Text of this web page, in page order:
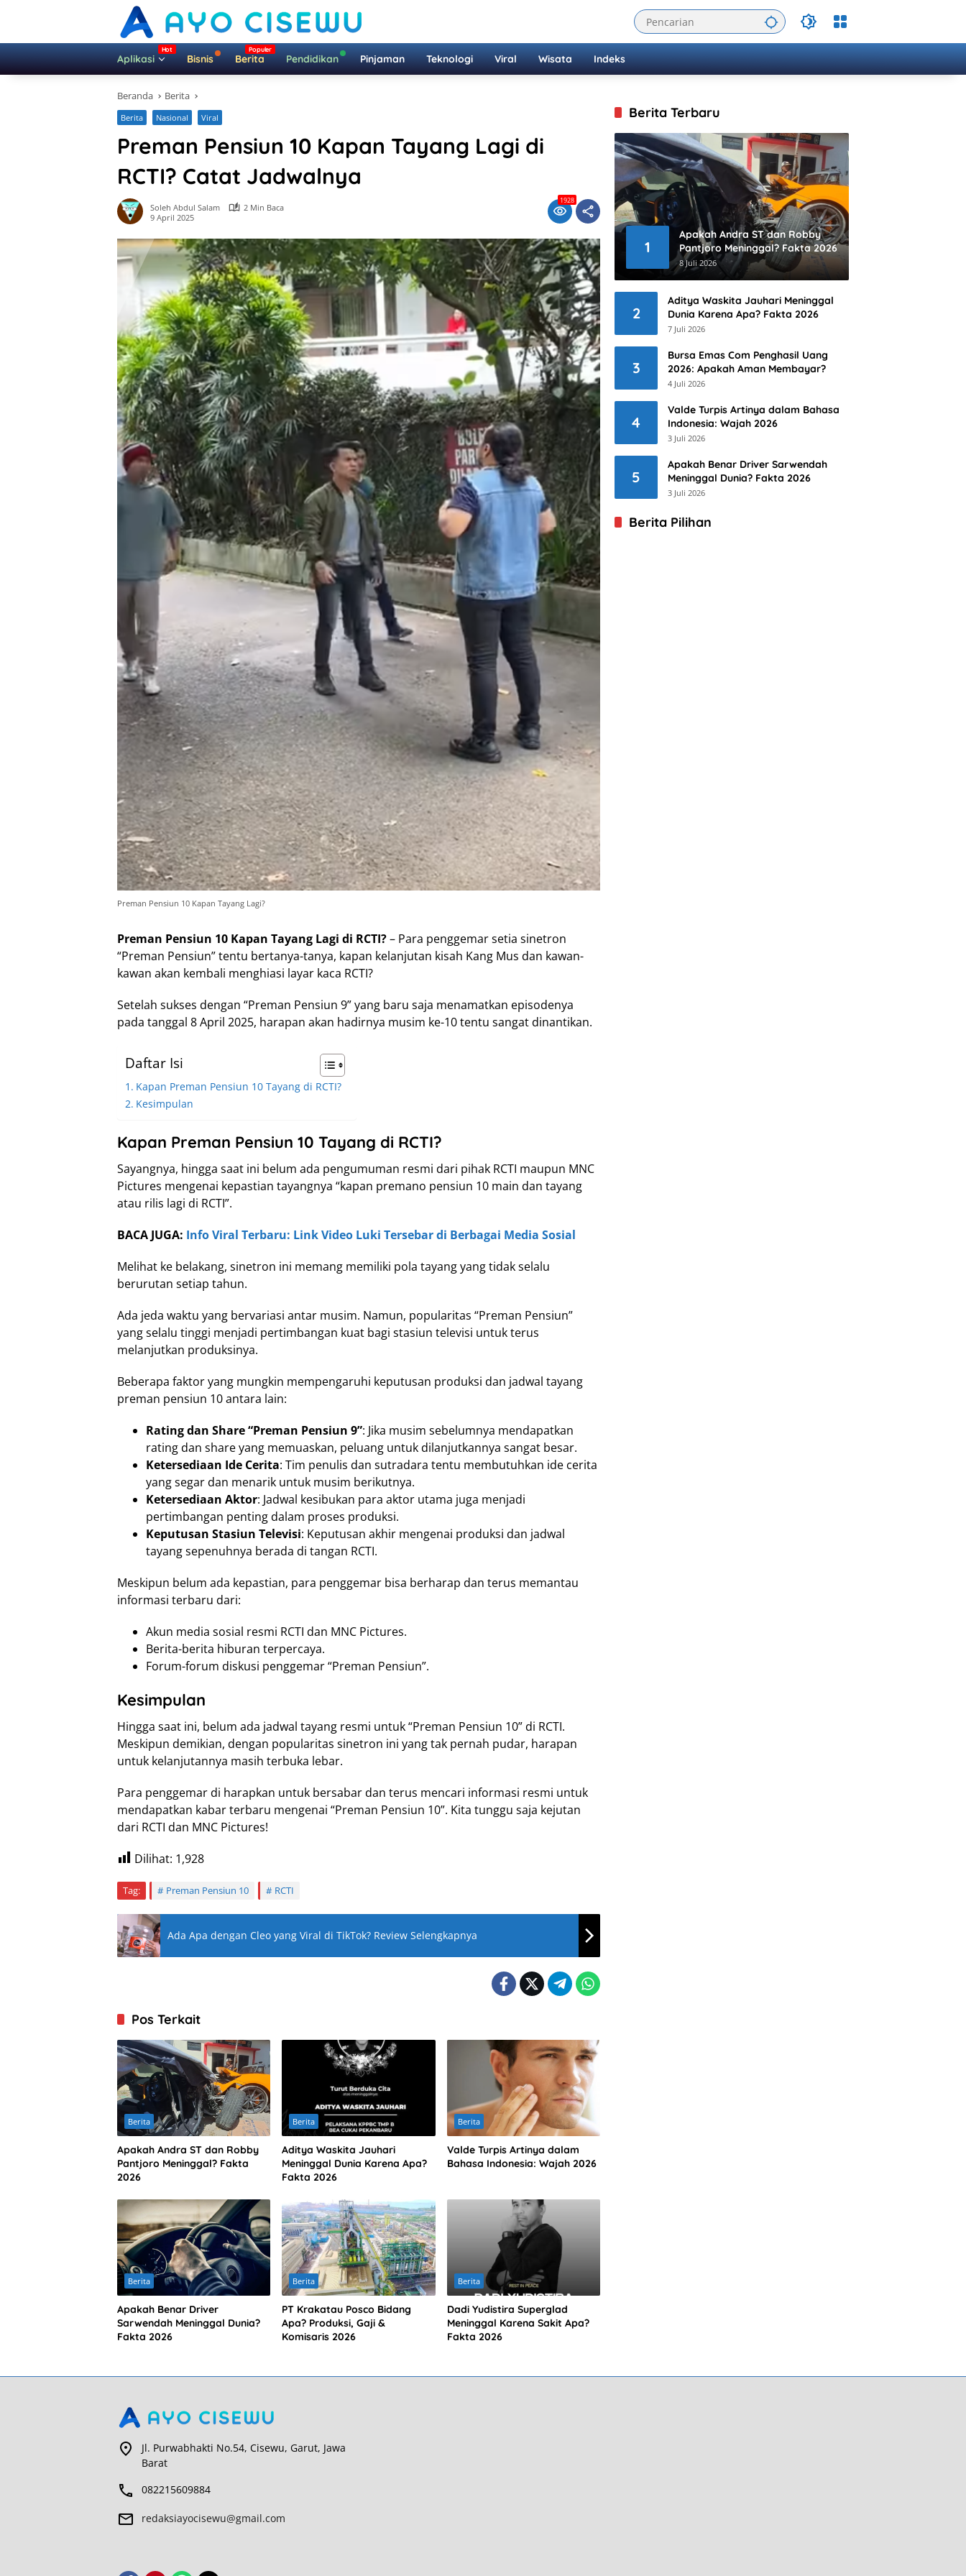
Aplikasi Bisnis Berita Pendidikan Pinjaman Teknologi Viral Wisata Indeks
Beranda Berita
Berita Nasional Viral
Preman Pensiun 10 Kapan Tayang Lagi di
RCTI? Catat Jadwalnya
Soleh Abdul Salam
2 Min Baca
9 April 2025
1928
Preman Pensiun 10 Kapan Tayang Lagi?
Preman Pensiun 10 Kapan Tayang Lagi di RCTI?– Para penggemar setia sinetron
“Preman Pensiun” tentu bertanya-tanya, kapan kelanjutan kisah Kang Mus dan kawan-
kawan akan kembali menghiasi layar kaca RCTI?
Setelah sukses dengan “Preman Pensiun 9” yang baru saja menamatkan episodenya
pada tanggal 8 April 2025, harapan akan hadirnya musim ke-10 tentu sangat dinantikan.
Daftar Isi
Kapan Preman Pensiun 10 Tayang di RCTI?
Kesimpulan
Kapan Preman Pensiun 10 Tayang di RCTI?
Sayangnya, hingga saat ini belum ada pengumuman resmi dari pihak RCTI maupun MNC
Pictures mengenai kepastian tayangnya “kapan premano pensiun 10 main dan tayang
atau rilis lagi di RCTI”.
BACA JUGA: Info Viral Terbaru: Link Video Luki Tersebar di Berbagai Media Sosial
Melihat ke belakang, sinetron ini memang memiliki pola tayang yang tidak selalu
berurutan setiap tahun.
Ada jeda waktu yang bervariasi antar musim. Namun, popularitas “Preman Pensiun”
yang selalu tinggi menjadi pertimbangan kuat bagi stasiun televisi untuk terus
melanjutkan produksinya.
Beberapa faktor yang mungkin mempengaruhi keputusan produksi dan jadwal tayang
preman pensiun 10 antara lain:
Rating dan Share “Preman Pensiun 9”: Jika musim sebelumnya mendapatkan
rating dan share yang memuaskan, peluang untuk dilanjutkannya sangat besar.
Ketersediaan Ide Cerita: Tim penulis dan sutradara tentu membutuhkan ide cerita
yang segar dan menarik untuk musim berikutnya.
Ketersediaan Aktor: Jadwal kesibukan para aktor utama juga menjadi
pertimbangan penting dalam proses produksi.
Keputusan Stasiun Televisi: Keputusan akhir mengenai produksi dan jadwal
tayang sepenuhnya berada di tangan RCTI.
Meskipun belum ada kepastian, para penggemar bisa berharap dan terus memantau
informasi terbaru dari:
Akun media sosial resmi RCTI dan MNC Pictures.
Berita-berita hiburan terpercaya.
Forum-forum diskusi penggemar “Preman Pensiun”.
Kesimpulan
Hingga saat ini, belum ada jadwal tayang resmi untuk “Preman Pensiun 10” di RCTI.
Meskipun demikian, dengan popularitas sinetron ini yang tak pernah pudar, harapan
untuk kelanjutannya masih terbuka lebar.
Para penggemar di harapkan untuk bersabar dan terus mencari informasi resmi untuk
mendapatkan kabar terbaru mengenai “Preman Pensiun 10”. Kita tunggu saja kejutan
dari RCTI dan MNC Pictures!
Dilihat: 1,928
Tag: Preman Pensiun 10 RCTI
Ada Apa dengan Cleo yang Viral di TikTok? Review Selengkapnya
Pos Terkait
Berita
Apakah Andra ST dan Robby
Pantjoro Meninggal? Fakta
2026
Berita
Aditya Waskita Jauhari
Meninggal Dunia Karena Apa?
Fakta 2026
Berita
Valde Turpis Artinya dalam
Bahasa Indonesia: Wajah 2026
Berita
Apakah Benar Driver
Sarwendah Meninggal Dunia?
Fakta 2026
Berita
PT Krakatau Posco Bidang
Apa? Produksi, Gaji &
Komisaris 2026
Berita
Dadi Yudistira Superglad
Meninggal Karena Sakit Apa?
Fakta 2026
Berita Terbaru
1
Apakah Andra ST dan Robby
Pantjoro Meninggal? Fakta 2026
8 Juli 2026
2
Aditya Waskita Jauhari Meninggal
Dunia Karena Apa? Fakta 2026
7 Juli 2026
3
Bursa Emas Com Penghasil Uang
2026: Apakah Aman Membayar?
4 Juli 2026
4
Valde Turpis Artinya dalam Bahasa
Indonesia: Wajah 2026
3 Juli 2026
5
Apakah Benar Driver Sarwendah
Meninggal Dunia? Fakta 2026
3 Juli 2026
Berita Pilihan
Jl. Purwabhakti No.54, Cisewu, Garut, Jawa
Barat
082215609884
redaksiayocisewu@gmail.com